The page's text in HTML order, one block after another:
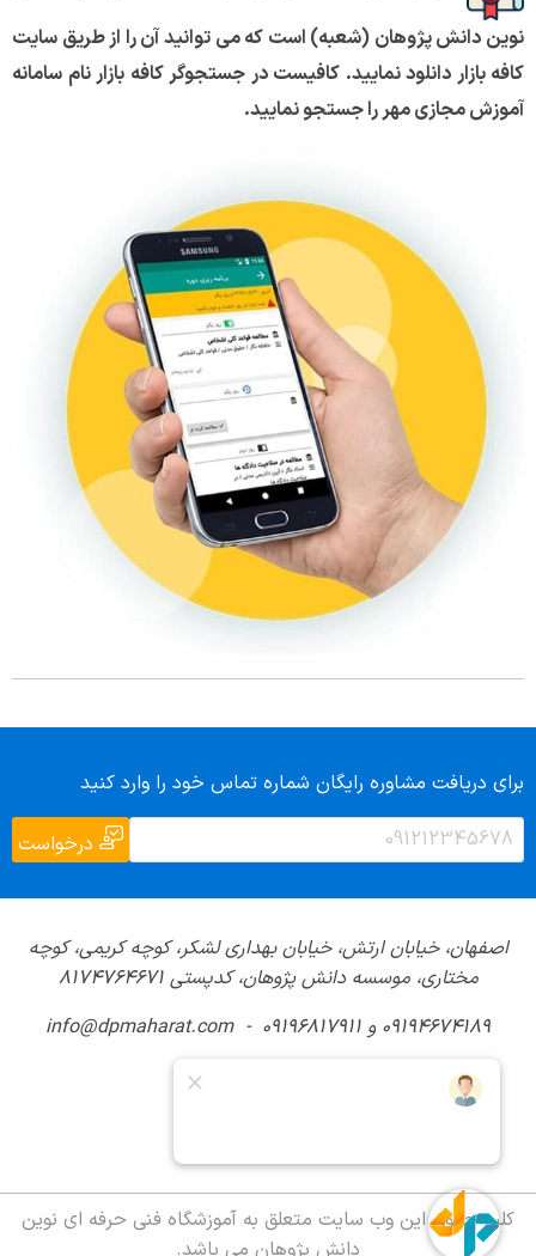
نوین دانش پژوهان (شعبه) است که می توانید آن را از طریق سایت
کافه بازار دانلود نمایید. کافیست در جستجوگر کافه بازار نام سامانه
آموزش مجازی مهر را جستجو نمایید.
برای دریافت مشاوره رایگان شماره تماس خود را وارد کنید
اصفهان، خیابان ارتش، خیابان بهداری لشکر، کوچه کریمی، کوچه
مختاری، موسسه دانش پژوهان، کدپستی ۸۱۷۴۷۶۴۶۷۱
09194674189 و 09196817911 - info@dpmaharat.com
کلیه حقوق این وب سایت متعلق به آموزشگاه فنی حرفه ای نوین
دانش پژوهان می باشد.